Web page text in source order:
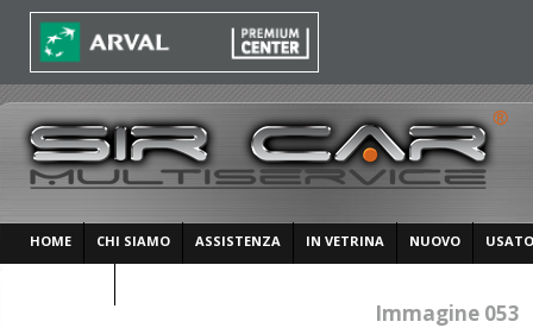
HOME CHI SIAMO ASSISTENZA IN VETRINA NUOVO USATO
Immagine 053